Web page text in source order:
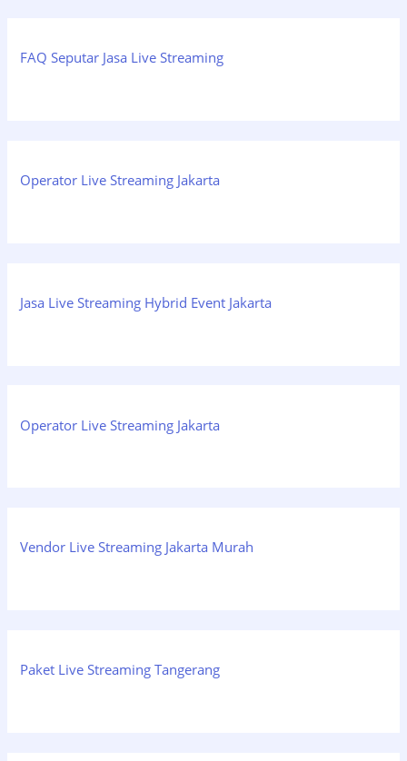
FAQ Seputar Jasa Live Streaming
Operator Live Streaming Jakarta
Jasa Live Streaming Hybrid Event Jakarta
Operator Live Streaming Jakarta
Vendor Live Streaming Jakarta Murah
Paket Live Streaming Tangerang